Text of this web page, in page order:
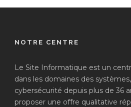
NOTRE CENTRE
Le Site Informatique est un
dans les domaines des
cybersécurité depuis plus de 36
proposer une offre qualitative